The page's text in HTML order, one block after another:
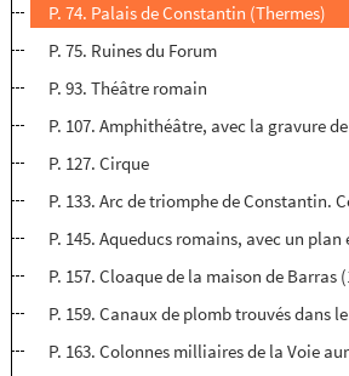
P. 74. Palais de Constantin (Thermes)
P. 75. Ruines du Forum
P. 93. Théâtre romain
P. 107. Amphithéâtre, avec la gravure
P. 127. Cirque
P. 133. Arc de triomphe de Constantin.
P. 145. Aqueducs romains, avec un
P. 157. Cloaque de la maison de Barras
P. 159. Canaux de plomb trouvés dans
P. 163. Colonnes milliaires de la Voie